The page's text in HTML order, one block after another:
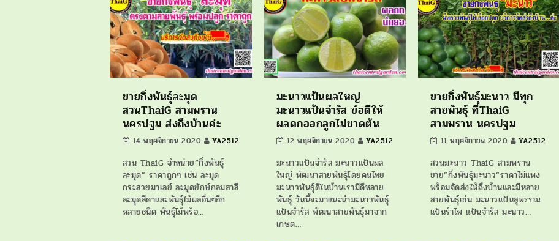
ขายกิ่งพันธุ์ละมุด
สวนThaiG สามพราน
นครปฐม ส่งถึงบ้านค่ะ
14 พฤศจิกายน 2020 YA2512
สวน ThaiG จำหน่าย”กิ่งพันธุ์
ละมุด” ราคาถูกๆ เช่น ละมุด
กระสวยมาเลย์ ละมุดยักษ์กลมสาลี
ละมุดสีดาและพันธุ์ไม้ผลอื่นๆอีก
หลายชนิด พันธุ์ไม้พร้อ…
มะนาวแป้นผลใหญ่
มะนาวแป้นจำรัส ข้อดีให้
ผลดกออกลูกไม่ขาดต้น
12 พฤศจิกายน 2020 YA2512
มะนาวแป้นจำรัส มะนาวแป้นผล
ใหญ่ พัฒนาสายพันธุ์โดยคนไทย
มะนาวพันธุ์ดีในบ้านเรามีดีหลาย
พันธุ์ วันนี้จะมาแนะนำมะนาวพันธุ์
แป้นจำรัส พัฒนาสายพันธุ์มาจาก
เกษต…
ขายกิ่งพันธุ์มะนาว มีทุก
สายพันธุ์ ที่ThaiG
สามพราน นครปฐม
11 พฤศจิกายน 2020 YA2512
สวนมะนาว ThaiG สามพราน
ขาย”กิ่งพันธุ์มะนาว”ราคาไม่แพง
พร้อมจัดส่งให้ถึงบ้านและมีหลาย
สายพันธุ์เช่น มะนาวแป้นสุพรรณ
แป้นรำไพ แป้นจำรัส มะนาว…